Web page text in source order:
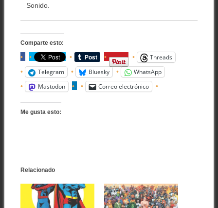
Sonido.
Comparte esto:
Threads
Telegram
Bluesky
WhatsApp
Mastodon
Correo electrónico
Me gusta esto:
Relacionado